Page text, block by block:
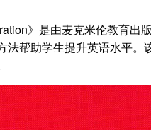
》是由麦克米伦教育
法帮助学生提升英语水平